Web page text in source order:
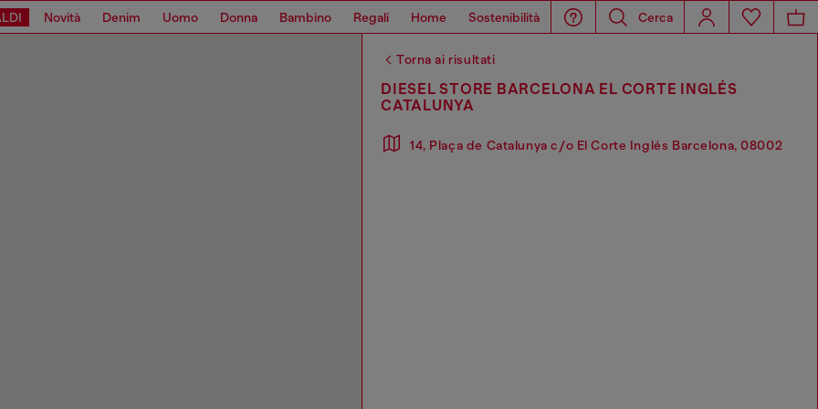
Novità Denim Uomo Donna Bambino Regali Home Sostenibilità Cerca
Torna ai risultati
DIESEL STORE BARCELONA EL CORTE INGLÉS
CATALUNYA
14, Plaça de Catalunya c/o El Corte Inglés Barcelona, 08002